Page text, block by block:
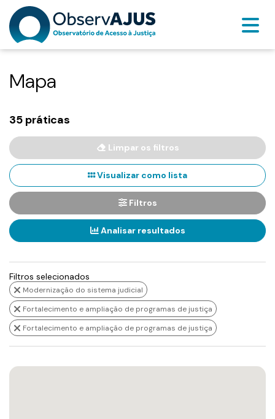
Mapa
35 práticas
Limpar os filtros
Visualizar como lista
Filtros
Analisar resultados
Filtros selecionados
Modernização do sistema judicial
Fortalecimento e ampliação de programas de justiça
Fortalecimento e ampliação de programas de justiça